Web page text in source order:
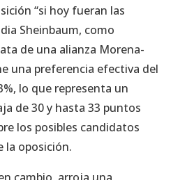
“si hoy fueran las
Sheinbaum, como
de una alianza Morena-
una preferencia efectiva del
lo que representa un
de 30 y hasta 33 puntos
los posibles candidatos
la oposición.